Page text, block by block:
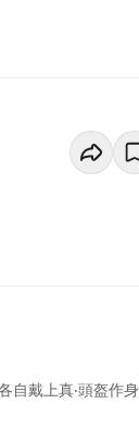
自戴上真‧頭盔作